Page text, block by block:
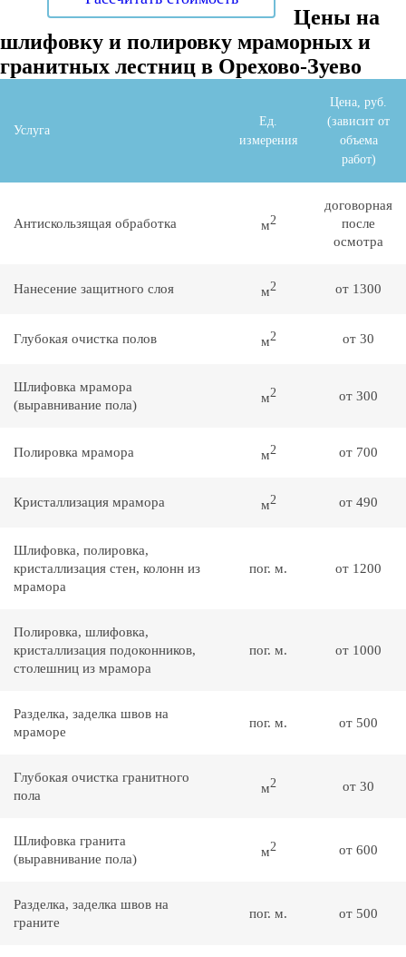
Цены на
шлифовку и полировку мраморных и
гранитных лестниц в Орехово-Зуево
Услуга
Ед.
измерения
Цена, руб.
(зависит от
объема
работ)
Антискользящая обработка м2
договорная
после
осмотра
Нанесение защитного слоя м2 от 1300
Глубокая очистка полов м2 от 30
Шлифовка мрамора
(выравнивание пола)
м2 от 300
Полировка мрамора м2 от 700
Кристаллизация мрамора м2 от 490
Шлифовка, полировка,
кристаллизация стен, колонн из
мрамора
пог. м. от 1200
Полировка, шлифовка,
кристаллизация подоконников,
столешниц из мрамора
пог. м. от 1000
Разделка, заделка швов на
мраморе
пог. м. от 500
Глубокая очистка гранитного
пола
м2 от 30
Шлифовка гранита
(выравнивание пола)
м2 от 600
Разделка, заделка швов на
граните
пог. м. от 500